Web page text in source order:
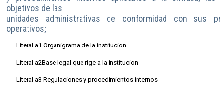
objetivos de las
unidades administrativas de conformidad con sus
operativos;
Literal a1 Organigrama de la institucion
Literal a2Base legal que rige a la institucion
Literal a3 Regulaciones y procedimientos internos